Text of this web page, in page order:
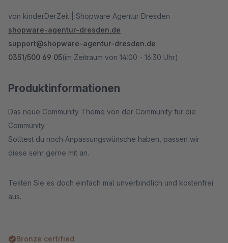
von kinderDerZeit | Shopware Agentur Dresden
shopware-agentur-dresden.de
support@shopware-agentur-dresden.de
0351/500 69 05(im Zeitraum von 14:00 - 16:30 Uhr)
Produktinformationen
Das neue Community Theme von der Community für die
Community.
Solltest du noch Anpassungswünsche haben, passen wir
diese sehr gerne mit an.
Testen Sie es doch einfach mal unverbindlich und kostenfrei
aus.
Bronze certified